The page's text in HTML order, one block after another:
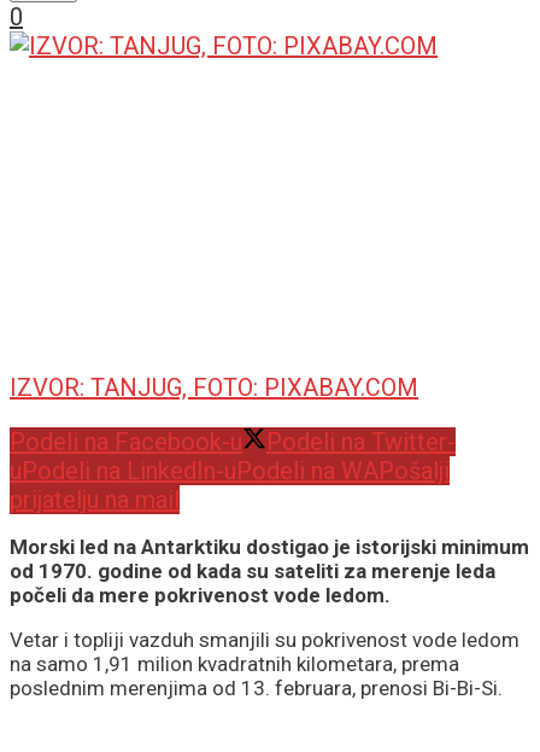
0
IZVOR: TANJUG, FOTO: PIXABAY.COM
Podeli na Facebook-u
Podeli na Twitter-
uPodeli na LinkedIn-uPodeli na WAPošalji
prijatelju na mail
Morski led na Antarktiku dostigao je istorijski minimum
od 1970. godine od kada su sateliti za merenje leda
počeli da mere pokrivenost vode ledom.
Vetar i topliji vazduh smanjili su pokrivenost vode ledom
na samo 1,91 milion kvadratnih kilometara, prema
poslednim merenjima od 13. februara, prenosi Bi-Bi-Si.